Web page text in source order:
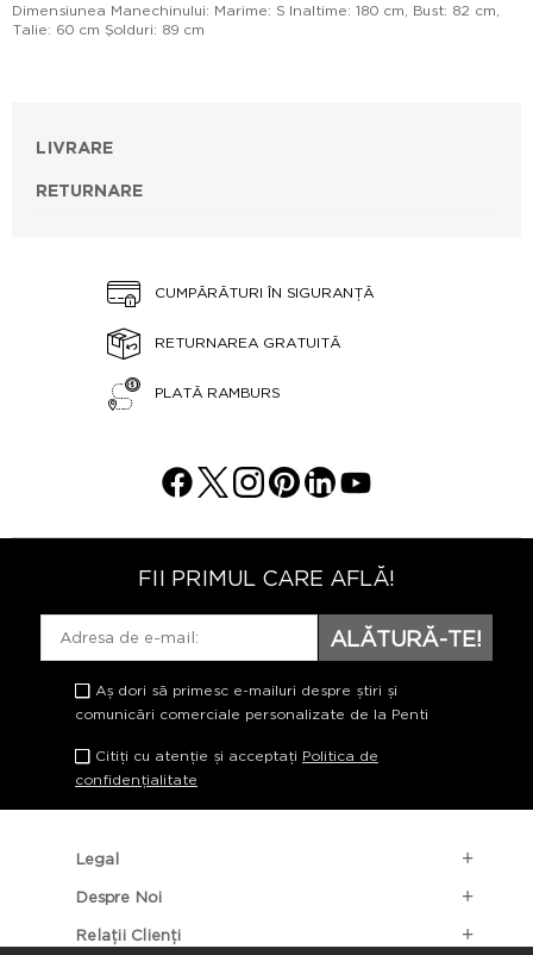
Dimensiunea Manechinului: Marime: S Inaltime: 180 cm, Bust: 82 cm,
Talie: 60 cm Şolduri: 89 cm
LIVRARE
RETURNARE
CUMPĂRĂTURI ÎN SIGURANȚĂ
RETURNAREA GRATUITĂ
PLATĂ RAMBURS
FII PRIMUL CARE AFLĂ!
ALĂTURĂ-TE!
Aș dori să primesc e-mailuri despre știri și
comunicări comerciale personalizate de la Penti
Citiți cu atenție și acceptați Politica de
confidențialitate
Legal
Despre Noi
Relații Clienți